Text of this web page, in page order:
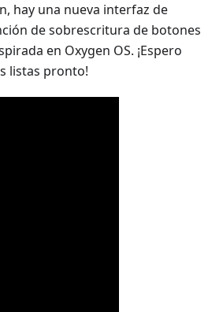
hay una nueva interfaz de
de sobrescritura de botones
en Oxygen OS. ¡Espero
listas pronto!